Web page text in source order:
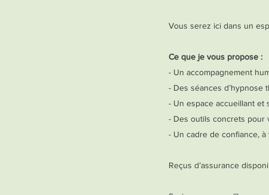
Vous serez ici dans un
Ce que je vous propose :
- Un accompagnement
- Des séances d’hypnose
- Un espace accueillant et
- Des outils concrets pour
- Un cadre de confiance,
Reçus d’assurance